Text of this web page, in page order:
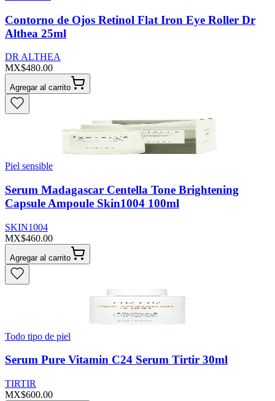
Contorno de Ojos Retinol Flat Iron Eye Roller Dr
Althea 25ml
DR ALTHEA
MX$480.00
Agregar al carrito
Piel sensible
Serum Madagascar Centella Tone Brightening
Capsule Ampoule Skin1004 100ml
SKIN1004
MX$460.00
Agregar al carrito
Todo tipo de piel
Serum Pure Vitamin C24 Serum Tirtir 30ml
TIRTIR
MX$600.00